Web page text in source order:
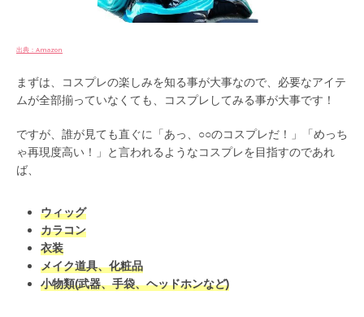
出典：Amazon
まずは、コスプレの楽しみを知る事が大事なので、必要なアイテ
ムが全部揃っていなくても、コスプレしてみる事が大事です！
ですが、誰が見ても直ぐに「あっ、○○のコスプレだ！」「めっち
ゃ再現度高い！」と言われるようなコスプレを目指すのであれ
ば、
ウィッグ
カラコン
衣装
メイク道具、化粧品
小物類(武器、手袋、ヘッドホンなど)